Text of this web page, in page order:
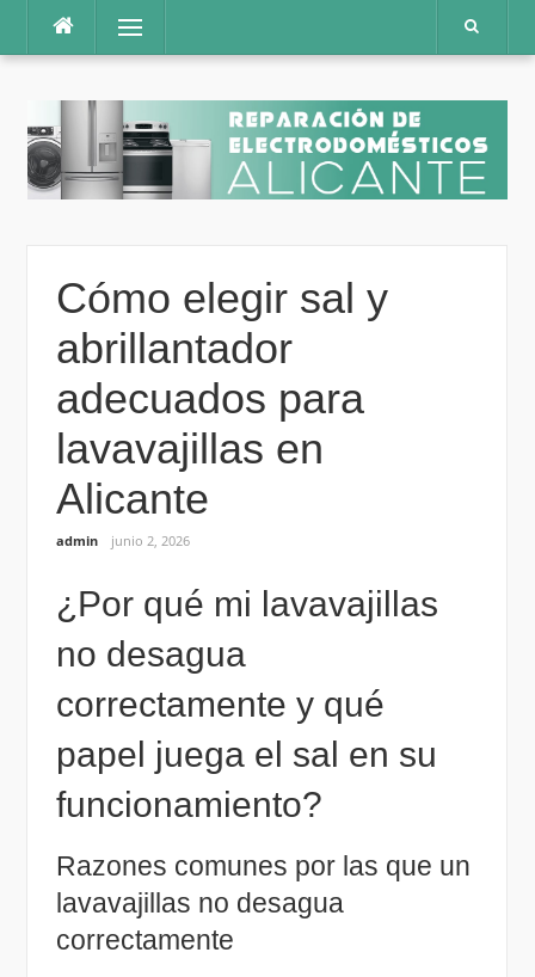
contenido
Menú
Cómo elegir sal y
abrillantador
adecuados para
lavavajillas en
Alicante
admin junio 2, 2026
¿Por qué mi lavavajillas
no desagua
correctamente y qué
papel juega el sal en su
funcionamiento?
Razones comunes por las que un
lavavajillas no desagua
correctamente